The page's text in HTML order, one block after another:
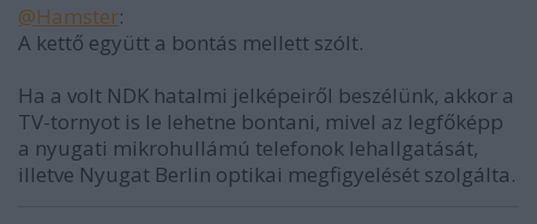
@Hamster:
A kettő együtt a bontás mellett szólt.
Ha a volt NDK hatalmi jelképeiről beszélünk, akkor a
TV-tornyot is le lehetne bontani, mivel az legfőképp
a nyugati mikrohullámú telefonok lehallgatását,
illetve Nyugat Berlin optikai megfigyelését szolgálta.